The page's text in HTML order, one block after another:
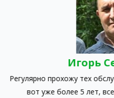
Игорь
Регулярно прохожу тех
вот уже более 5 лет,